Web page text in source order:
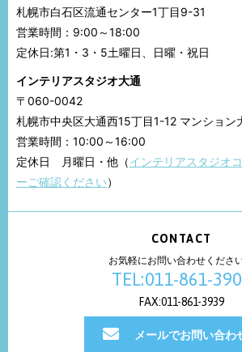
札幌市白石区流通センター1丁目9-31
営業時間：9:00～18:00
定休日:第1・3・5土曜日、日曜・祝日
インテリアスタジオ大通
〒060-0042
札幌市中央区大通西15丁目1-12 マンション
営業時間：10:00～16:00
定休日 月曜日・他（インテリアスタジオ
ーご確認ください）
CONTACT
お気軽にお問い合わせください
TEL:011-861-
FAX:011-861-3939
メールでお問い合わ